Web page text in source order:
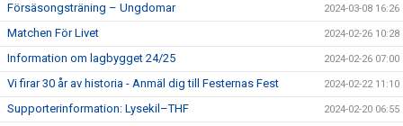
Försäsongsträning – Ungdomar 2024-03-08 16:26
Matchen För Livet 2024-02-26 10:28
Information om lagbygget 24/25 2024-02-26 07:00
Vi firar 30 år av historia - Anmäl dig till Festernas Fest 2024-02-22 11:10
Supporterinformation: Lysekil–THF 2024-02-20 06:55